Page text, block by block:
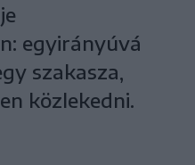
egyirányúvá
szakasza,
közlekedni.